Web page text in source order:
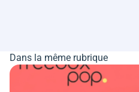
Dans la même rubrique